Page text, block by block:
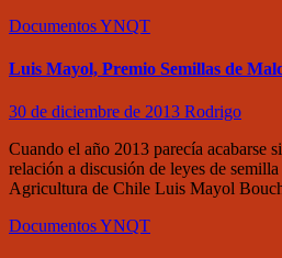
DocumentosYNQT
Luis Mayol, Premio Semillas de
30 de diciembre de 2013 Rodrigo
Cuando el año 2013 parecía acabarse
relación a discusión de leyes de
Agricultura de Chile Luis Mayol
DocumentosYNQT